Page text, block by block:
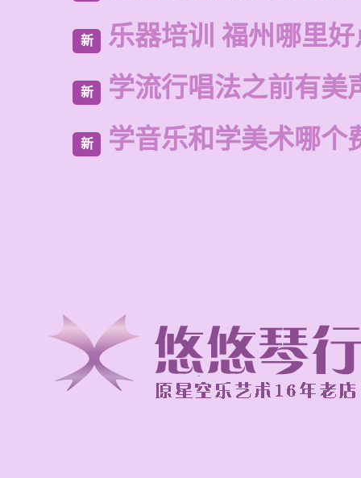
新 乐器培训 福州哪里
新 学流行唱法之前有美
新 学音乐和学美术哪个